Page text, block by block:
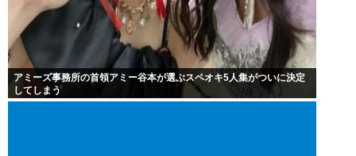
アミーズ事務所の首領アミー谷本が選ぶスペオキ5人集がついに決定
してしまう